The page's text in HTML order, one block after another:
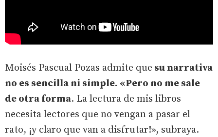
Moisés Pascual Pozas admite que su narrativa
no es sencilla ni simple. «Pero no me sale
de otra forma. La lectura de mis libros
necesita lectores que no vengan a pasar el
rato, ¡y claro que van a disfrutar!», subraya.